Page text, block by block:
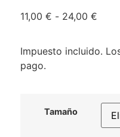
11,00 € - 24,00 €
Impuesto incluido.
pago.
Tamaño